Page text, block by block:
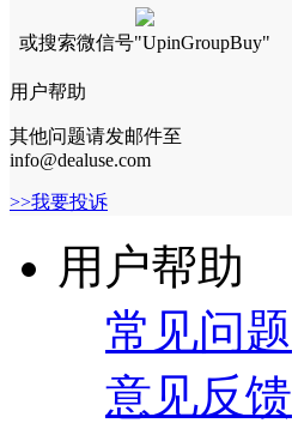
或搜索微信号"UpinGroupBuy"
用户帮助
其他问题请发邮件至
info@dealuse.com
>>我要投诉
用户帮助
常见问题
意见反馈